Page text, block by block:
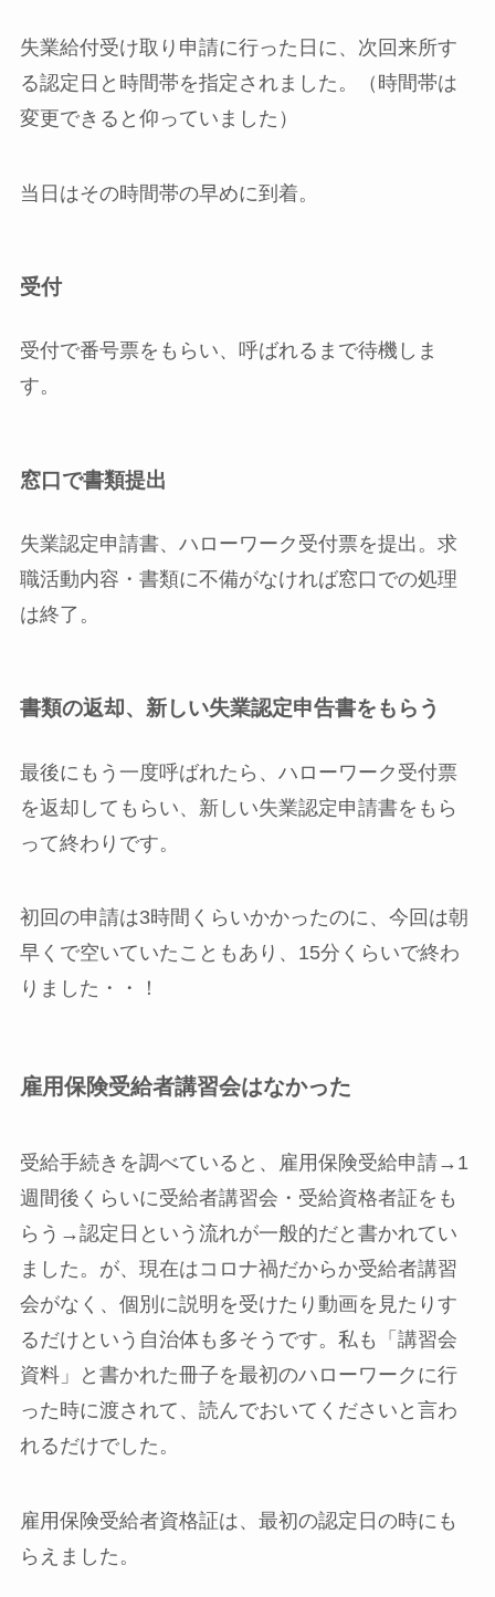
失業給付受け取り申請に行った日に、次回来所す
る認定日と時間帯を指定されました。（時間帯は
変更できると仰っていました）
当日はその時間帯の早めに到着。
受付
受付で番号票をもらい、呼ばれるまで待機しま
す。
窓口で書類提出
失業認定申請書、ハローワーク受付票を提出。求
職活動内容・書類に不備がなければ窓口での処理
は終了。
書類の返却、新しい失業認定申告書をもらう
最後にもう一度呼ばれたら、ハローワーク受付票
を返却してもらい、新しい失業認定申請書をもら
って終わりです。
初回の申請は3時間くらいかかったのに、今回は朝
早くで空いていたこともあり、 15分くらいで終わ
りました・・！
雇用保険受給者講習会はなかった
受給手続きを調べていると、
雇用保険受給申請→1
週間後くらいに受給者講習会・受給資格者証をも
らう→認定日という流れが一般的だと書かれてい
ました。が、 現在はコロナ禍だからか受給者講習
会がなく、個別に説明を受けたり動画を見たりす
るだけという自治体も多そう です。私も「講習会
資料」と書かれた冊子を最初のハローワークに行
った時に渡されて、読んでおいてくださいと言わ
れるだけでした。
雇用保険受給者資格証は、最初の認定日の時にも
らえました。